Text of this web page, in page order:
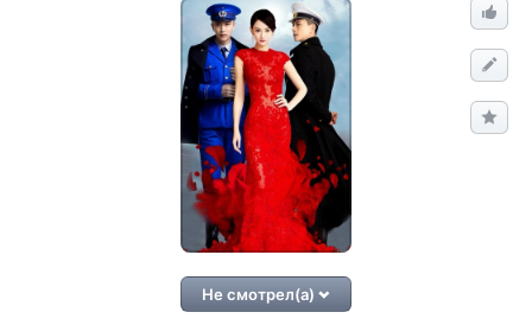
Не смотрел(а)